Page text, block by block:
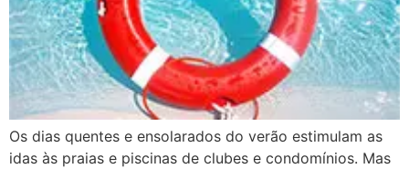
Os dias quentes e ensolarados do verão estimulam as
idas às praias e piscinas de clubes e condomínios. Mas